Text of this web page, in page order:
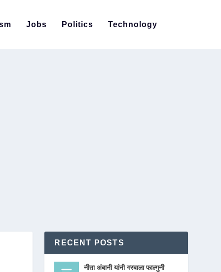
Jobs Politics Technology
RECENT POSTS
नीता अंबानी यांनी गरबाला फाल्गुनी